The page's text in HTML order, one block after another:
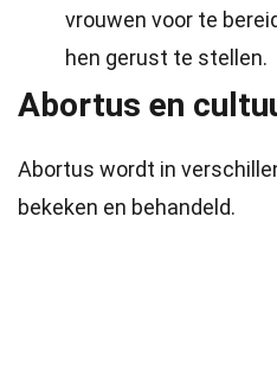
vrouwen voor te
hen gerust te stellen.
Abortus en
Abortus wordt in
bekeken en behandeld.